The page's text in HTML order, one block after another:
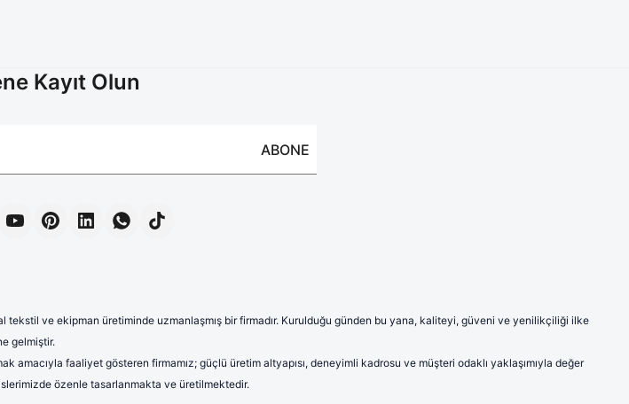
Kayıt Olun
ABONE
tekstil ve ekipman üretiminde uzmanlaşmış bir firmadır. Kurulduğu günden bu yana, kaliteyi, güveni ve yenilikçiliği ilke
gelmiştir.
amacıyla faaliyet gösteren firmamız; güçlü üretim altyapısı, deneyimli kadrosu ve müşteri odaklı yaklaşımıyla değer
özenle tasarlanmakta ve üretilmektedir.